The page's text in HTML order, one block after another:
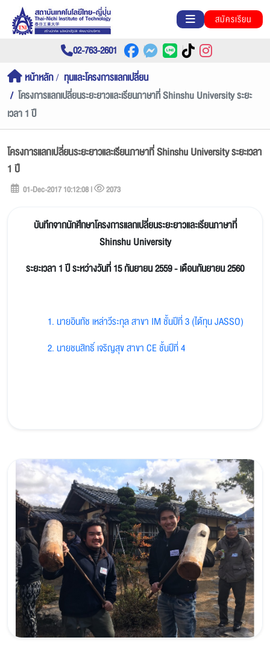
สมัครเรียน
02-763-2601
หน้าหลัก
ทุนและโครงการแลกเปลี่ยน
โครงการแลกเปลี่ยนระยะยาวและเรียนภาษาที่ Shinshu University ระยะ
เวลา 1 ปี
โครงการแลกเปลี่ยนระยะยาวและเรียนภาษาที่ Shinshu University ระยะเวลา
1 ปี
01-Dec-2017 10:12:08 | 2073
บันทึกจากนักศึกษาโครงการแลกเปลี่ยนระยะยาวและเรียนภาษาที่
Shinshu University
ระยะเวลา 1 ปี ระหว่างวันที่ 15 กันยายน 2559 - เดือนกันยายน 2560
1. นายอินทัช เหล่าวีระกุล สาขา IM ชั้นปีที่ 3 (ได้ทุน JASSO)
2. นายชนสิทธิ์ เจริญสุข สาขา CE ชั้นปีที่ 4